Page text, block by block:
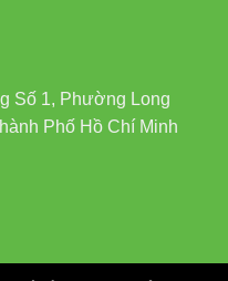
Số 1, Phường Long
Phố Hồ Chí Minh